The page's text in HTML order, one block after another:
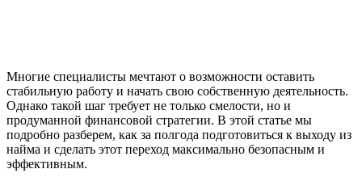
Многие специалисты мечтают о возможности оставить
стабильную работу и начать свою собственную деятельность.
Однако такой шаг требует не только смелости, но и
продуманной финансовой стратегии. В этой статье мы
подробно разберем, как за полгода подготовиться к выходу из
найма и сделать этот переход максимально безопасным и
эффективным.